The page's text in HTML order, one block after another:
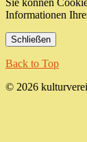
Informationen
Schließen
Back to Top
© 2026